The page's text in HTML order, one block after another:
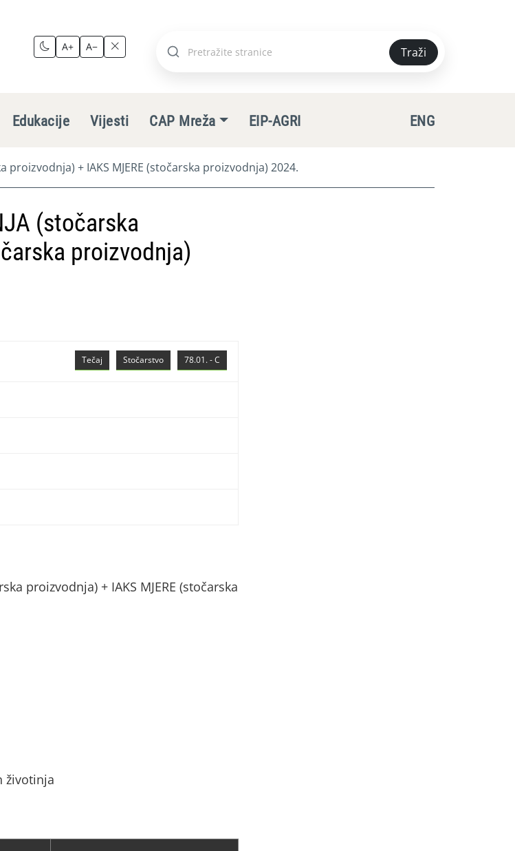
A+ A−
Pretraži
Traži
Edukacije Vijesti CAP Mreža EIP-AGRI ENG
proizvodnja) + IAKS MJERE (stočarska proizvodnja) 2024.
(stočarska
proizvodnja)
78.01. - C
Stočarstvo
Tečaj
proizvodnja) + IAKS MJERE (stočarska
životinja